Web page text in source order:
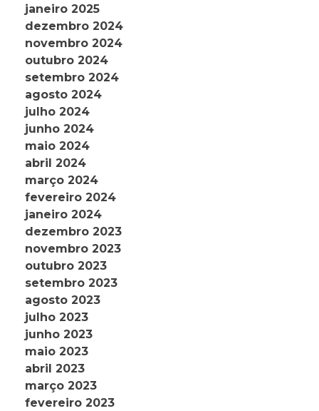
janeiro 2025
dezembro 2024
novembro 2024
outubro 2024
setembro 2024
agosto 2024
julho 2024
junho 2024
maio 2024
abril 2024
março 2024
fevereiro 2024
janeiro 2024
dezembro 2023
novembro 2023
outubro 2023
setembro 2023
agosto 2023
julho 2023
junho 2023
maio 2023
abril 2023
março 2023
fevereiro 2023